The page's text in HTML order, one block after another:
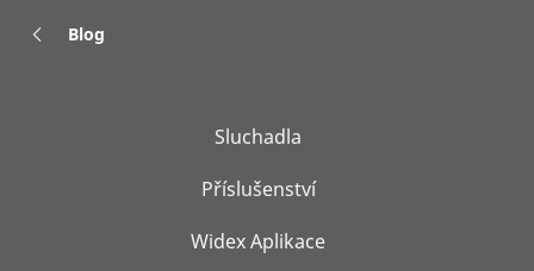
Blog
Sluchadla
Příslušenství
Widex Aplikace